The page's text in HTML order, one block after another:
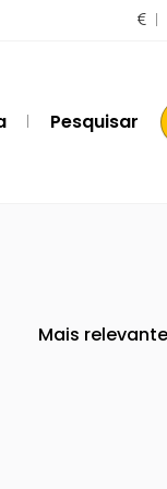
Pesquisar